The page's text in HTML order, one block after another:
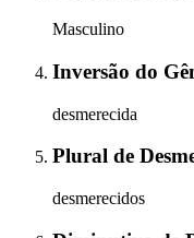
Masculino
Inversão do
desmerecida
Plural de
desmerecidos